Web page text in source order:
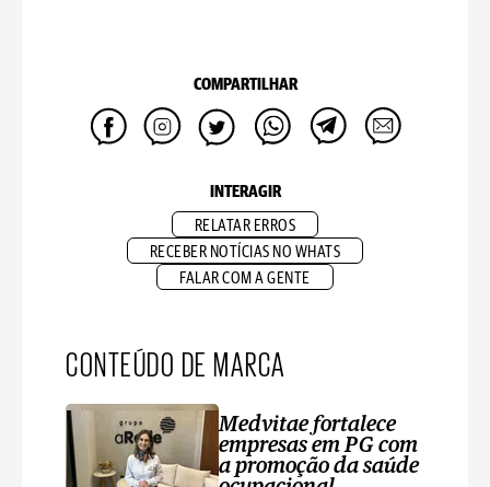
COMPARTILHAR
INTERAGIR
RELATAR ERROS
RECEBER NOTÍCIAS NO WHATS
FALAR COM A GENTE
CONTEÚDO DE MARCA
Medvitae fortalece
empresas em PG com
a promoção da saúde